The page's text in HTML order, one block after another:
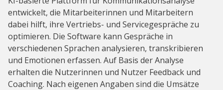
entwickelt, die Mitarbeiterinnen und Mitarbeitern
dabei hilft, ihre Vertriebs- und Servicegespräche zu
optimieren. Die Software kann Gespräche in
verschiedenen Sprachen analysieren, transkribieren
und Emotionen erfassen. Auf Basis der Analyse
erhalten die Nutzerinnen und Nutzer Feedback und
Coaching. Nach eigenen Angaben sind die Umsätze